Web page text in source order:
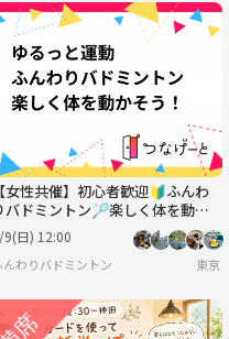
【女性共催】初心者歓迎🔰ふんわ
バドミントン🏸楽しく体を動か
う！
9(日) 12:00
んわりバドミントン 東京